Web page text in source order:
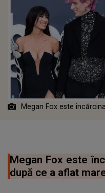
Megan Fox este
Megan Fox este
după ce a aflat